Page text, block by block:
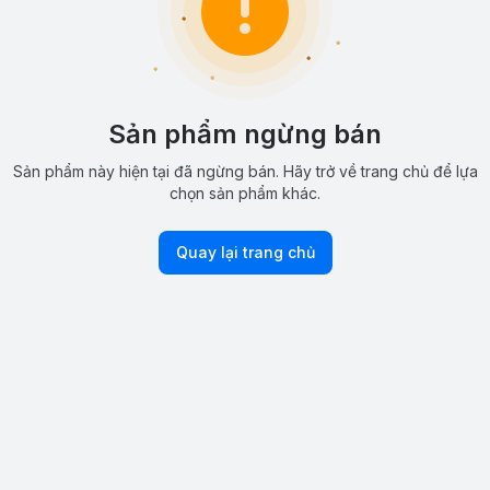
Sản phẩm ngừng bán
Sản phẩm này hiện tại đã ngừng bán. Hãy trở về trang chủ để lựa
chọn sản phẩm khác.
Quay lại trang chủ